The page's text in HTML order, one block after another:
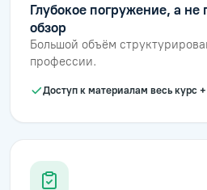
Глубокое погружение, а не
обзор
Большой объём
профессии.
Доступ к материалам весь курс